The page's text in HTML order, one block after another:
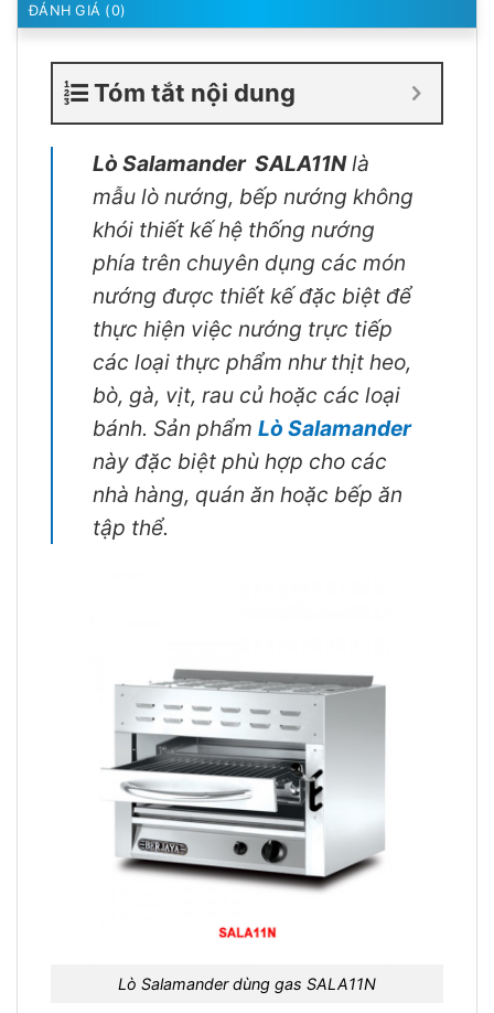
ĐÁNH GIÁ (0)
Tóm tắt nội dung
Lò Salamander SALA11Nlà
mẫu lò nướng, bếp nướng không
khói thiết kế hệ thống nướng
phía trên chuyên dụng các món
nướng được thiết kế đặc biệt để
thực hiện việc nướng trực tiếp
các loại thực phẩm như thịt heo,
bò, gà, vịt, rau củ hoặc các loại
bánh. Sản phẩm Lò Salamander
này đặc biệt phù hợp cho các
nhà hàng, quán ăn hoặc bếp ăn
tập thể.
Lò Salamander dùng gas SALA11N